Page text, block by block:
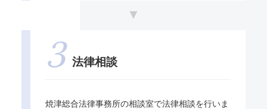
法律相談
焼津総合法律事務所の相談室で法律相談を行いま